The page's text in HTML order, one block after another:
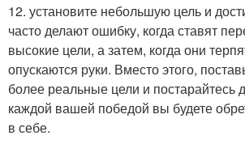
12. установите небольшую цель и
часто делают ошибку, когда ставят
высокие цели, а затем, когда они
опускаются руки. Вместо этого,
более реальные цели и постарайтесь
каждой вашей победой вы будете
в себе.